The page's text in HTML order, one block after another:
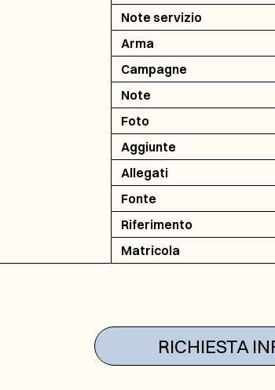
Note servizio
Arma
Campagne
Note
Foto
Aggiunte
Allegati
Fonte
Riferimento
Matricola
RICHIESTA